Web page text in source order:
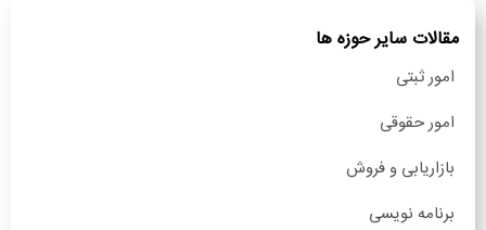
مقالات سایر حوزه ها
امور ثبتی
امور حقوقی
بازاریابی و فروش
برنامه نویسی